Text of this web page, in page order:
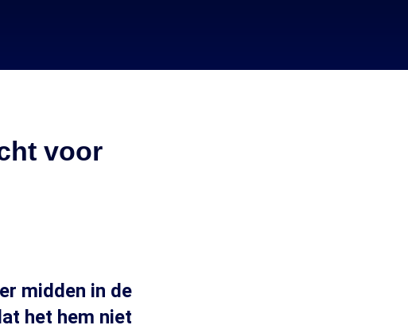
voor
midden in de
het hem niet